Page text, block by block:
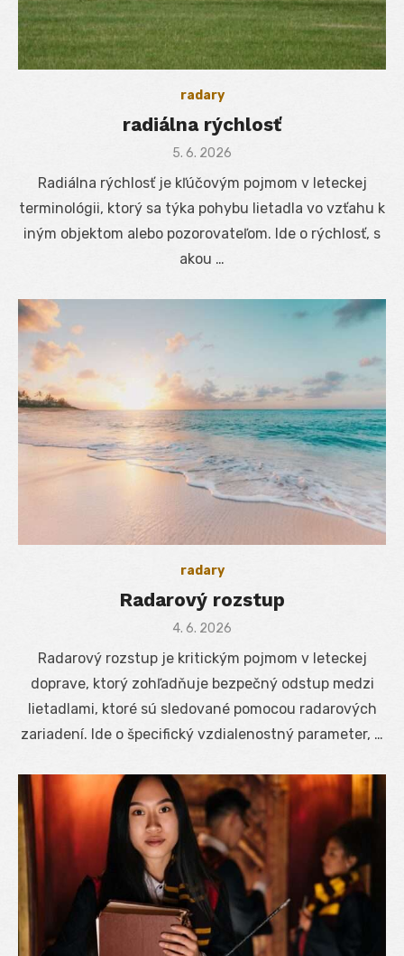
radary
radiálna rýchlosť
Posted
5. 6. 2026
Radiálna rýchlosť je kľúčovým pojmom v leteckej
terminológii, ktorý sa týka pohybu lietadla vo vzťahu k
iným objektom alebo pozorovateľom. Ide o rýchlosť, s
akou …
radary
Radarový rozstup
Posted
4. 6. 2026
Radarový rozstup je kritickým pojmom v leteckej
doprave, ktorý zohľadňuje bezpečný odstup medzi
lietadlami, ktoré sú sledované pomocou radarových
zariadení. Ide o špecifický vzdialenostný parameter, …